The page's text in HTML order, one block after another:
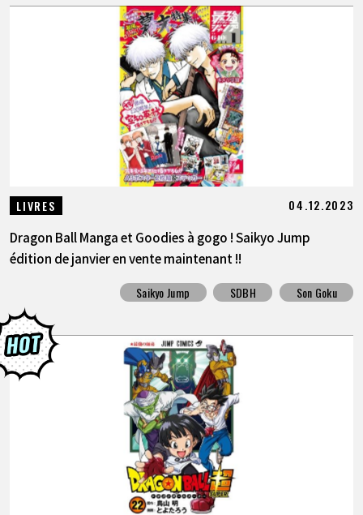
LIVRES 04.12.2023
Dragon Ball Manga et Goodies à gogo ! Saikyo Jump
édition de janvier en vente maintenant !!
Saikyo Jump SDBH Son Goku